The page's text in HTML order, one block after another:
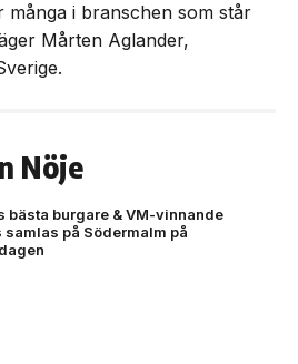
många i branschen som står
Mårten Aglander,
Nöje
bästa burgare & VM-vinnande
samlas på Södermalm på